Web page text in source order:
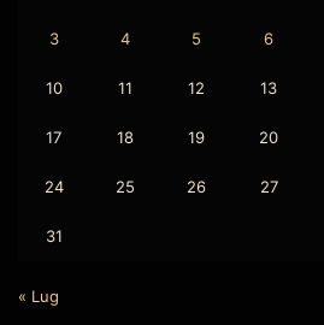
3 4 5 6
10 11 12 13
17 18 19 20
24 25 26 27
31
« Lug